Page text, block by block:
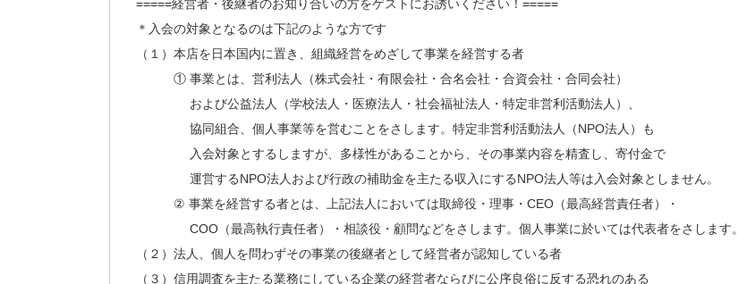
=====経営者・後継者のお知り合いの方をゲストにお誘いください！=====
＊入会の対象となるのは下記のような方です
（１）本店を日本国内に置き、組織経営をめざして事業を経営する者
① 事業とは、営利法人（株式会社・有限会社・合名会社・合資会社・合同会社）
および公益法人（学校法人・医療法人・社会福祉法人・特定非営利活動法人）、
協同組合、個人事業等を営むことをさします。特定非営利活動法人（NPO法人）も
入会対象とするしますが、多様性があることから、その事業内容を精査し、寄付金で
運営するNPO法人および行政の補助金を主たる収入にするNPO法人等は入会対象としません。
② 事業を経営する者とは、上記法人においては取締役・理事・CEO（最高経営責任者）・
COO（最高執行責任者）・相談役・顧問などをさします。個人事業に於いては代表者をさします。
（２）法人、個人を問わずその事業の後継者として経営者が認知している者
（３）信用調査を主たる業務にしている企業の経営者ならびに公序良俗に反する恐れのある